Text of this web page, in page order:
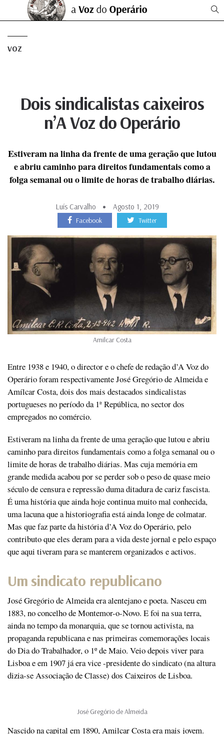
VOZ
Dois sindicalistas caixeiros
n’A Voz do Operário
Estiveram na linha da frente de uma geração que lutou
e abriu caminho para direitos fundamentais como a
folga semanal ou o limite de horas de trabalho diárias.
Luís Carvalho Agosto 1, 2019
Facebook Twitter
Amilcar Costa
Entre 1938 e 1940, o director e o chefe de redação d’A Voz do
Operário foram respectivamente José Gregório de Almeida e
Amílcar Costa, dois dos mais destacados sindicalistas
portugueses no período da 1ª República, no sector dos
empregados no comércio.
Estiveram na linha da frente de uma geração que lutou e abriu
caminho para direitos fundamentais como a folga semanal ou o
limite de horas de trabalho diárias. Mas cuja memória em
grande medida acabou por se perder sob o peso de quase meio
século de censura e repressão duma ditadura de cariz fascista.
É uma história que ainda hoje continua muito mal conhecida,
uma lacuna que a historiografia está ainda longe de colmatar.
Mas que faz parte da história d’A Voz do Operário, pelo
contributo que eles deram para a vida deste jornal e pelo espaço
que aqui tiveram para se manterem organizados e activos.
Um sindicato republicano
José Gregório de Almeida era alentejano e poeta. Nasceu em
1883, no concelho de Montemor-o-Novo. E foi na sua terra,
ainda no tempo da monarquia, que se tornou activista, na
propaganda republicana e nas primeiras comemorações locais
do Dia do Trabalhador, o 1º de Maio. Veio depois viver para
Lisboa e em 1907 já era vice -presidente do sindicato (na altura
dizia-se Associação de Classe) dos Caixeiros de Lisboa.
José Gregório de Almeida
Nascido na capital em 1890, Amilcar Costa era mais jovem.